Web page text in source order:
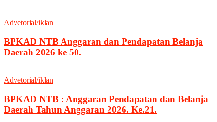
Advetorial/iklan
BPKAD NTB Anggaran dan Pendapatan Belanja
Daerah 2026 ke 50.
Advetorial/iklan
BPKAD NTB : Anggaran Pendapatan dan Belanja
Daerah Tahun Anggaran 2026. Ke.21.